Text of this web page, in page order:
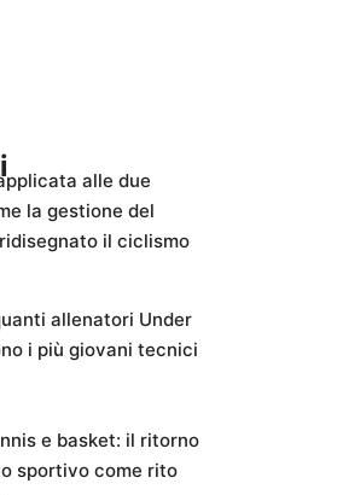
alle due
la gestione del
il ciclismo
allenatori Under
i più giovani tecnici
e basket: il ritorno
sportivo come rito